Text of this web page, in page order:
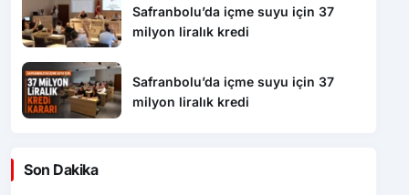
Safranbolu’da içme suyu için 37
milyon liralık kredi
Safranbolu’da içme suyu için 37
milyon liralık kredi
Son Dakika